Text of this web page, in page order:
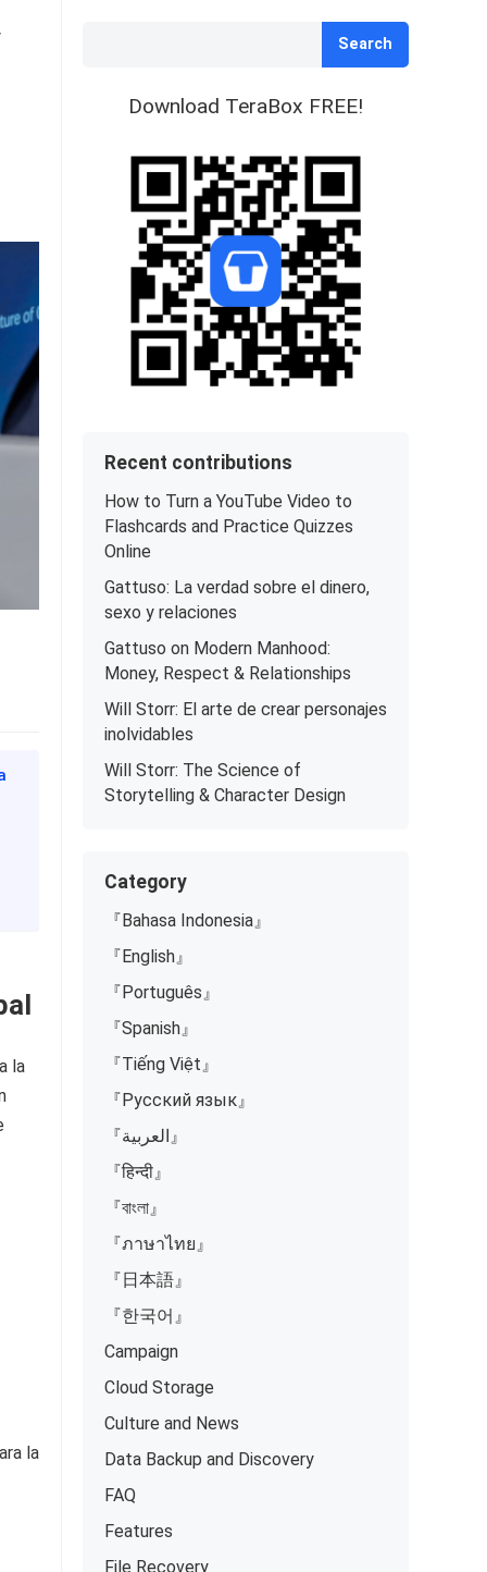
la
la
Search
Download TeraBox FREE!
Recent contributions
How to Turn a YouTube Video to
Flashcards and Practice Quizzes
Online
Gattuso: La verdad sobre el dinero,
sexo y relaciones
Gattuso on Modern Manhood:
Money, Respect & Relationships
Will Storr: El arte de crear personajes
inolvidables
Will Storr: The Science of
Storytelling & Character Design
Category
『Bahasa Indonesia』
『English』
『Português』
『Spanish』
『Tiếng Việt』
『Русский язык』
『العربية』
『हिन्दी』
『বাংলা』
『ภาษาไทย』
『日本語』
『한국어』
Campaign
Cloud Storage
Culture and News
Data Backup and Discovery
FAQ
Features
File Recovery